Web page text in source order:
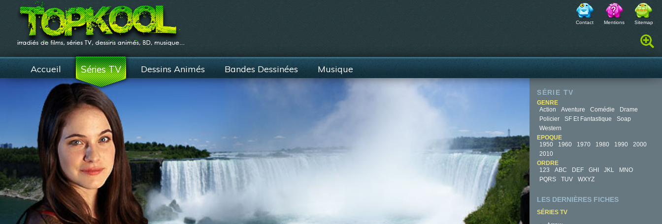
Contact Mentions Sitemap
Rechercher :
Accueil Séries TV Dessins Animés Bandes Dessinées Musique
SÉRIE TV
GENRE
Action
Aventure Comédie
Drame
Policier
SF Et Fantastique
Soap
Western
EPOQUE
1950
1960 1970 1980 1990
2000
2010
ORDRE
123
ABC DEF GHI JKL
MNO
PQRS
TUV WXYZ
LES DERNIÈRES FICHES
SÉRIES TV